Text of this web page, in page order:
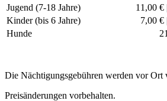
Jugend (7-18 Jahre)
11,00 €
Kinder (bis 6 Jahre)
7,00 €
Hunde
Die Nächtigungsgebühren werden vor Ort
Preisänderungen vorbehalten.